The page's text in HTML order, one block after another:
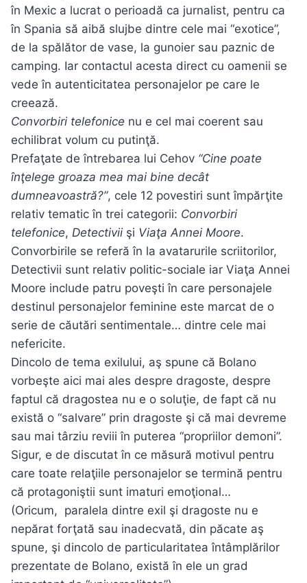
în Mexic a lucrat o perioadă ca jurnalist, pentru ca
în Spania să aibă slujbe dintre cele mai “exotice”,
de la spălător de vase, la gunoier sau paznic de
camping. Iar contactul acesta direct cu oamenii se
vede în autenticitatea personajelor pe care le
creează.
Convorbiri telefonice nu e cel mai coerent sau
echilibrat volum cu putinţă.
Prefaţate de întrebarea lui Cehov “Cine poate
înţelege groaza mea mai bine decât
dumneavoastră?”, cele 12 povestiri sunt împărţite
relativ tematic în trei categorii: Convorbiri
telefonice, Detectivii şi Viaţa Annei Moore.
Convorbirile se referă în la avatarurile scriitorilor,
Detectivii sunt relativ politic-sociale iar Viaţa Annei
Moore include patru poveşti în care personajele
destinul personajelor feminine este marcat de o
serie de căutări sentimentale… dintre cele mai
nefericite.
Dincolo de tema exilului, aş spune că Bolano
vorbeşte aici mai ales despre dragoste, despre
faptul că dragostea nu e o soluţie, de fapt că nu
există o “salvare” prin dragoste şi că mai devreme
sau mai târziu reviii în puterea “propriilor demoni”.
Sigur, e de discutat în ce măsură motivul pentru
care toate relaţiile personajelor se termină pentru
că protagoniştii sunt imaturi emoţional…
(Oricum, paralela dintre exil şi dragoste nu e
nepărat forţată sau inadecvată, din păcate aş
spune, şi dincolo de particularitatea întâmplărilor
prezentate de Bolano, există în ele un grad